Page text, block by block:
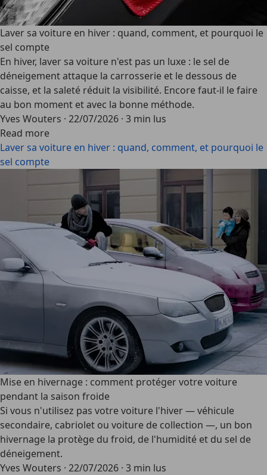
Laver sa voiture en hiver : quand, comment, et pourquoi le
sel compte
En hiver, laver sa voiture n'est pas un luxe : le sel de
déneigement attaque la carrosserie et le dessous de
caisse, et la saleté réduit la visibilité. Encore faut-il le faire
au bon moment et avec la bonne méthode.
Yves Wouters · 22/07/2026 · 3 min lus
Read more
Laver sa voiture en hiver : quand, comment, et pourquoi le
sel compte
Mise en hivernage : comment protéger votre voiture
pendant la saison froide
Si vous n'utilisez pas votre voiture l'hiver — véhicule
secondaire, cabriolet ou voiture de collection —, un bon
hivernage la protège du froid, de l'humidité et du sel de
déneigement.
Yves Wouters · 22/07/2026 · 3 min lus